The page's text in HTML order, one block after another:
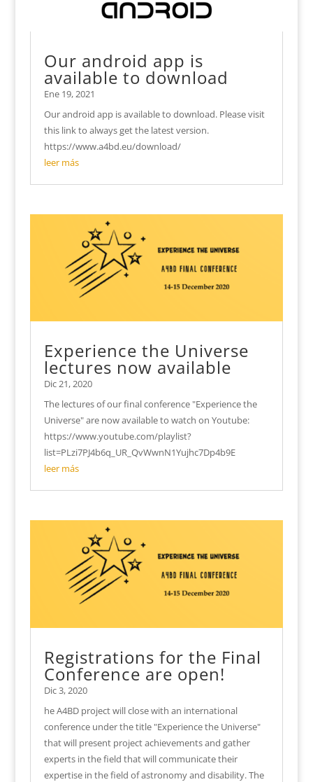
Our android app is
available to download
Ene 19, 2021
Our android app is available to download. Please visit
this link to always get the latest version.
https://www.a4bd.eu/download/
leer más
Experience the Universe
lectures now available
Dic 21, 2020
The lectures of our final conference "Experience the
Universe" are now available to watch on Youtube:
https://www.youtube.com/playlist?
list=PLzi7PJ4b6q_UR_QvWwnN1Yujhc7Dp4b9E
leer más
Registrations for the Final
Conference are open!
Dic 3, 2020
he A4BD project will close with an international
conference under the title "Experience the Universe"
that will present project achievements and gather
experts in the field that will communicate their
expertise in the field of astronomy and disability. The